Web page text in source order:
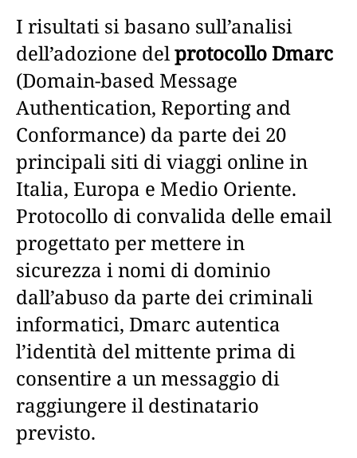
I risultati si basano sull’analisi
dell’adozione delprotocollo Dmarc
(Domain-based Message
Authentication, Reporting and
Conformance) da parte dei 20
principali siti di viaggi online in
Italia, Europa e Medio Oriente.
Protocollo di convalida delle email
progettato per mettere in
sicurezza i nomi di dominio
dall’abuso da parte dei criminali
informatici, Dmarc autentica
l’identità del mittente prima di
consentire a un messaggio di
raggiungere il destinatario
previsto.